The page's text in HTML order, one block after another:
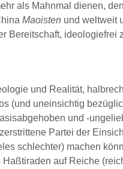
als Mahnmal dienen,
Maoisten und weltweit
Bereitschaft,
und Realität,
(und uneinsichtig
und -
Partei der
schlechter) machen
auf Reiche